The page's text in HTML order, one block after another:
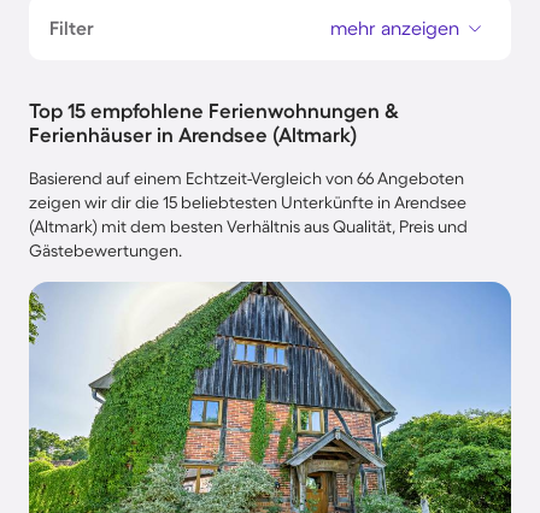
Filter mehr anzeigen
Top 15 empfohlene Ferienwohnungen &
Ferienhäuser in Arendsee (Altmark)
Basierend auf einem Echtzeit-Vergleich von 66 Angeboten
zeigen wir dir die 15 beliebtesten Unterkünfte in Arendsee
(Altmark) mit dem besten Verhältnis aus Qualität, Preis und
Gästebewertungen.